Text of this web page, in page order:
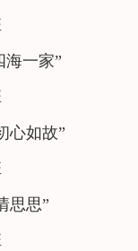
海一家”
心如故”
思思”